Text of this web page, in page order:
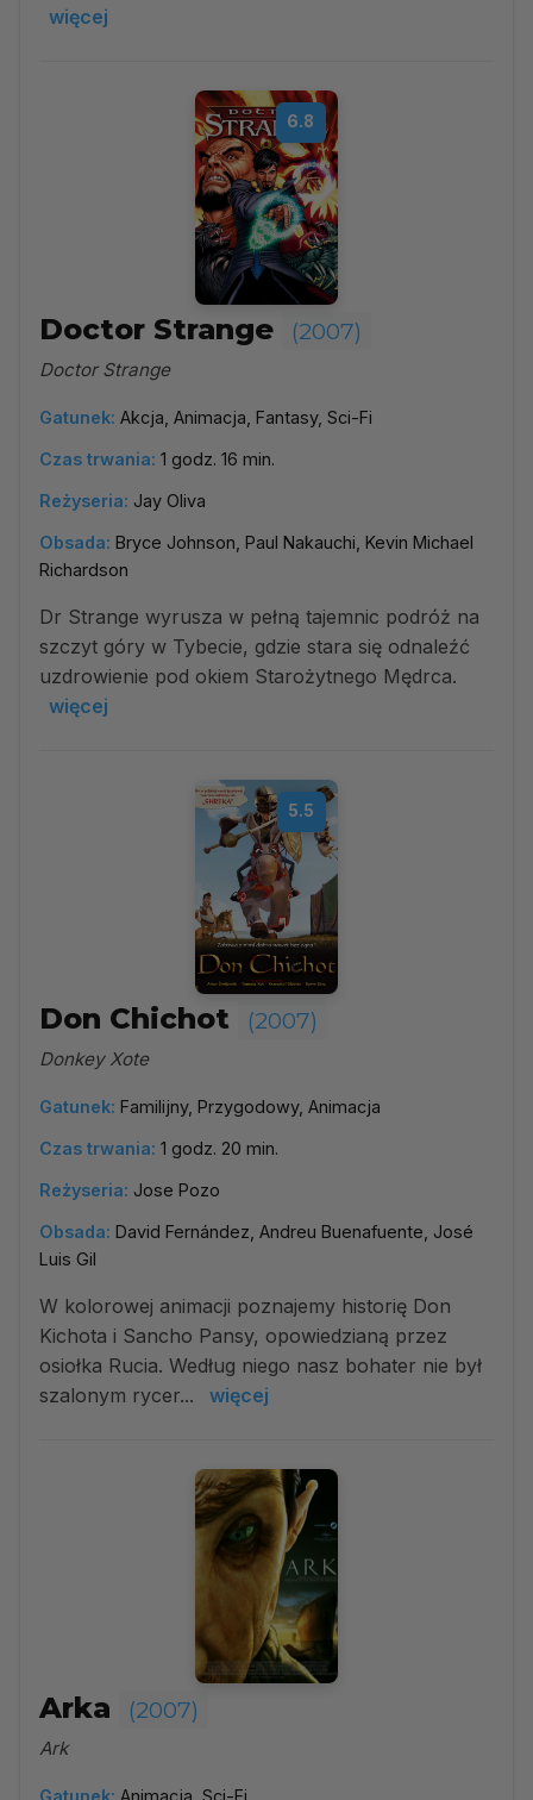
więcej
6.8
Doctor Strange (2007)
Doctor Strange
Gatunek: Akcja, Animacja, Fantasy, Sci-Fi
Czas trwania: 1 godz. 16 min.
Reżyseria: Jay Oliva
Obsada: Bryce Johnson, Paul Nakauchi, Kevin Michael
Richardson
Dr Strange wyrusza w pełną tajemnic podróż na
szczyt góry w Tybecie, gdzie stara się odnaleźć
uzdrowienie pod okiem Starożytnego Mędrca.
więcej
5.5
Don Chichot (2007)
Donkey Xote
Gatunek: Familijny, Przygodowy, Animacja
Czas trwania: 1 godz. 20 min.
Reżyseria: Jose Pozo
Obsada: David Fernández, Andreu Buenafuente, José
Luis Gil
W kolorowej animacji poznajemy historię Don
Kichota i Sancho Pansy, opowiedzianą przez
osiołka Rucia. Według niego nasz bohater nie był
szalonym rycer...
więcej
Arka (2007)
Ark
Gatunek: Animacja, Sci-Fi